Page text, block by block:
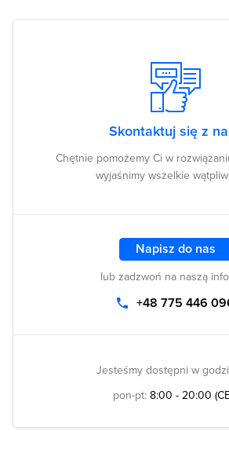
Skontaktuj się z
Chętnie pomożemy Ci w
wyjaśnimy wszelkie
Napisz do nas
lub zadzwoń na naszą
+48 775 446
Jesteśmy dostępni w
pon-pt: 8:00 - 20:00